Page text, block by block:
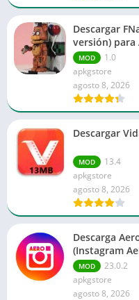
Descargar
versión) para
MOD
1.0
apkgstore
agosto 8, 2026
Descargar
MOD
13.4
apkgstore
agosto 8, 2026
Descarga
(Instagram
MOD
23.0.2
apkgstore
agosto 8, 2026